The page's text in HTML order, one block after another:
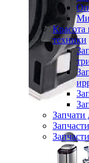
Красота
техники
Запчати